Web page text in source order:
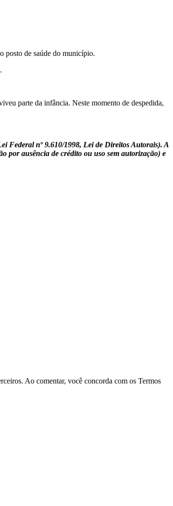
posto de saúde do município.
parte da infância. Neste momento de despedida,
Federal nº 9.610/1998, Lei de Direitos Autorais). A
por ausência de crédito ou uso sem autorização) e
Ao comentar, você concorda com os Termos